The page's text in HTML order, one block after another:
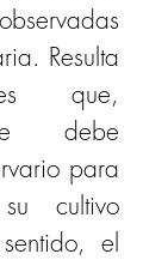
Resulta
que,
debe
para
cultivo
el